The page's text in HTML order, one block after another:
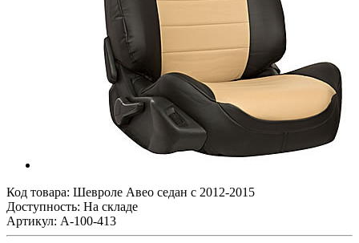
Код товара: Шевроле Авео седан с 2012-2015
Доступность: На складе
Артикул: A-100-413